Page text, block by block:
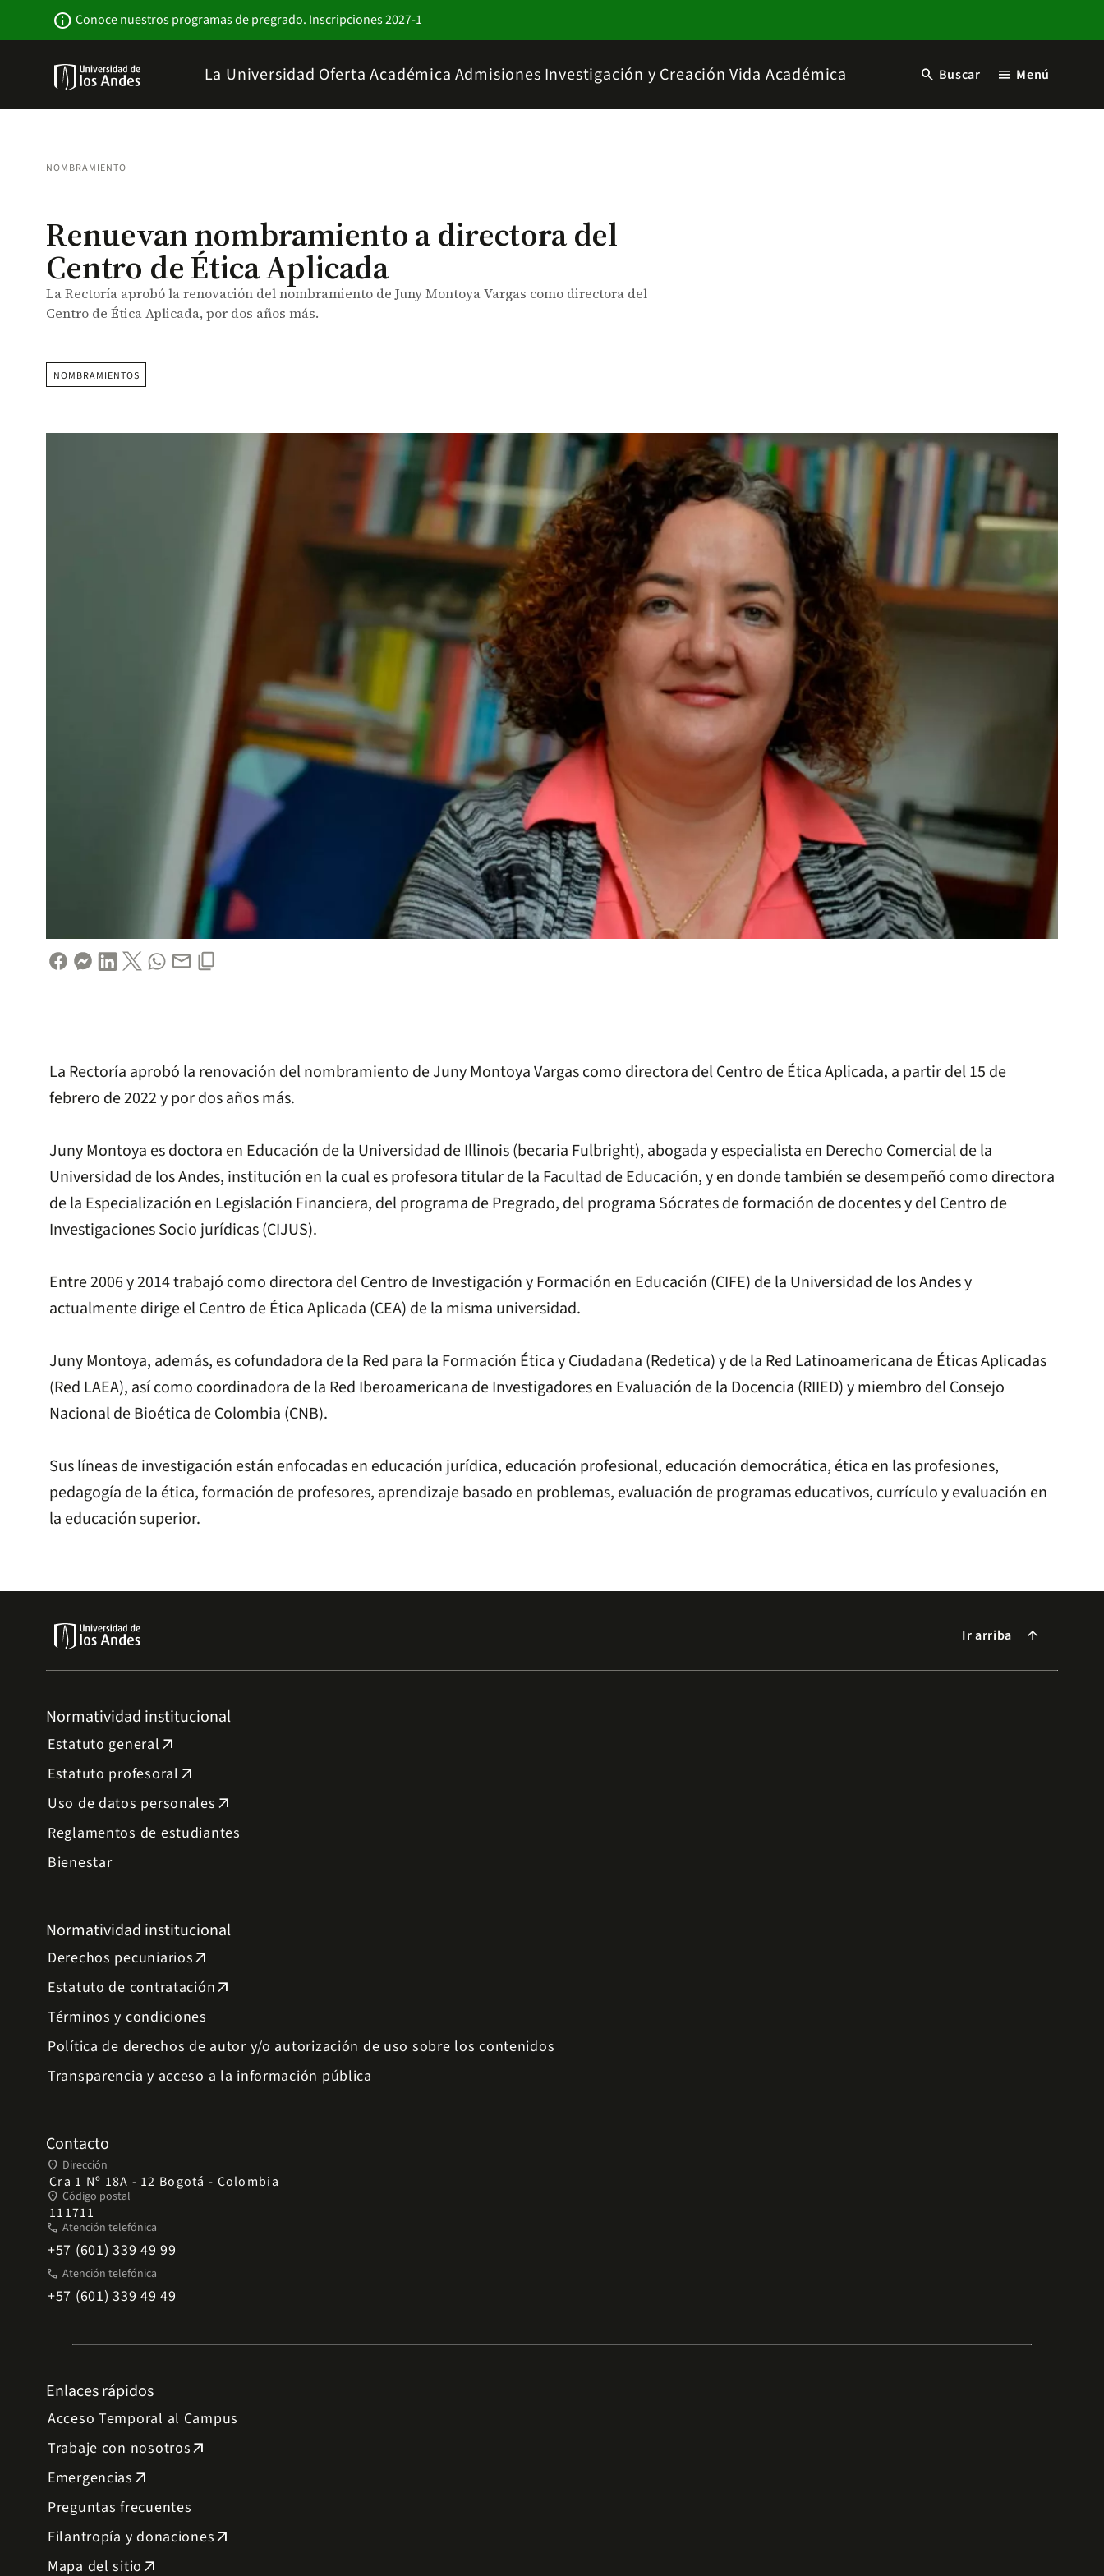
info Conoce nuestros programas de pregrado. Inscripciones 2027-1
La Universidad Oferta Académica Admisiones Investigación y Creación Vida Académica search Buscar menu Menú
NOMBRAMIENTO
Renuevan nombramiento a directora del
Centro de Ética Aplicada
La Rectoría aprobó la renovación del nombramiento de Juny Montoya Vargas como directora del
Centro de Ética Aplicada, por dos años más.
NOMBRAMIENTOS
La Rectoría aprobó la renovación del nombramiento de Juny Montoya Vargas como directora del Centro de Ética Aplicada, a partir del 15 de
febrero de 2022 y por dos años más.
Juny Montoya es doctora en Educación de la Universidad de Illinois (becaria Fulbright), abogada y especialista en Derecho Comercial de la
Universidad de los Andes, institución en la cual es profesora titular de la Facultad de Educación, y en donde también se desempeñó como directora
de la Especialización en Legislación Financiera, del programa de Pregrado, del programa Sócrates de formación de docentes y del Centro de
Investigaciones Socio jurídicas (CIJUS).
Entre 2006 y 2014 trabajó como directora del Centro de Investigación y Formación en Educación (CIFE) de la Universidad de los Andes y
actualmente dirige el Centro de Ética Aplicada (CEA) de la misma universidad.
Juny Montoya, además, es cofundadora de la Red para la Formación Ética y Ciudadana (Redetica) y de la Red Latinoamericana de Éticas Aplicadas
(Red LAEA), así como coordinadora de la Red Iberoamericana de Investigadores en Evaluación de la Docencia (RIIED) y miembro del Consejo
Nacional de Bioética de Colombia (CNB).
Sus líneas de investigación están enfocadas en educación jurídica, educación profesional, educación democrática, ética en las profesiones,
pedagogía de la ética, formación de profesores, aprendizaje basado en problemas, evaluación de programas educativos, currículo y evaluación en
la educación superior.
Ir arriba arrow_forward
Normatividad institucional
Estatuto general arrow_outward
Estatuto profesoral arrow_outward
Uso de datos personales arrow_outward
Reglamentos de estudiantes
Bienestar
Normatividad institucional
Derechos pecuniariosarrow_outward
Estatuto de contrataciónarrow_outward
Términos y condiciones
Política de derechos de autor y/o autorización de uso sobre los contenidos
Transparencia y acceso a la información pública
Contacto
place Dirección
Cra 1 Nº 18A - 12 Bogotá - Colombia
place Código postal
111711
phone Atención telefónica
+57 (601) 339 49 99
phone Atención telefónica
+57 (601) 339 49 49
Enlaces rápidos
Acceso Temporal al Campus
Trabaje con nosotrosarrow_outward
Emergencias arrow_outward
Preguntas frecuentes
Filantropía y donacionesarrow_outward
Mapa del sitio arrow_outward